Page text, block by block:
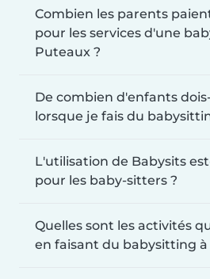
Combien les parents
pour les services d'une
Puteaux ?
De combien d'enfants
lorsque je fais du
L'utilisation de Babysits
pour les baby-sitters ?
Quelles sont les activités
en faisant du babysitting à